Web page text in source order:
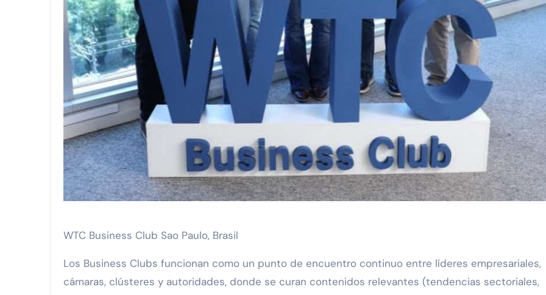
WTC Business Club Sao Paulo, Brasil
Los Business Clubs funcionan como un punto de encuentro continuo entre líderes empresariales,
cámaras, clústeres y autoridades, donde se curan contenidos relevantes (tendencias sectoriales,